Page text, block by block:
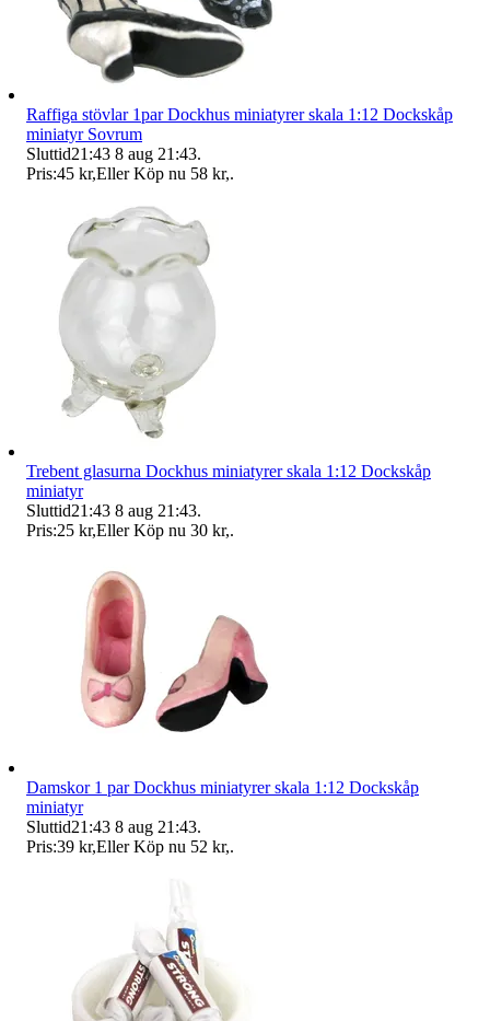
Raffiga stövlar 1par Dockhus miniatyrer skala 1:12 Dockskåp
miniatyr Sovrum
Sluttid21:43 8 aug 21:43.
Pris:45 kr,Eller Köp nu 58 kr,.
Trebent glasurna Dockhus miniatyrer skala 1:12 Dockskåp
miniatyr
Sluttid21:43 8 aug 21:43.
Pris:25 kr,Eller Köp nu 30 kr,.
Damskor 1 par Dockhus miniatyrer skala 1:12 Dockskåp
miniatyr
Sluttid21:43 8 aug 21:43.
Pris:39 kr,Eller Köp nu 52 kr,.